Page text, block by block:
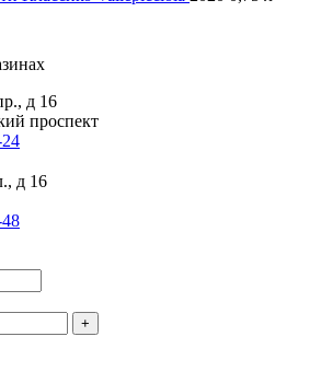
д 16
проспект
д 16
+